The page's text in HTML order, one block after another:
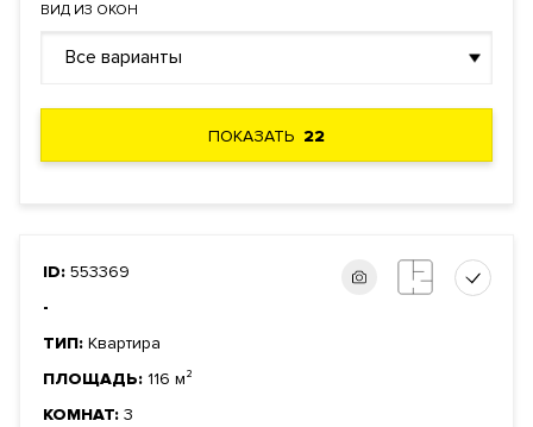
ВИД ИЗ ОКОН
Все варианты
ПОКАЗАТЬ 22
ID: 553369
-
ТИП: Квартира
ПЛОЩАДЬ: 116 м²
КОМНАТ: 3